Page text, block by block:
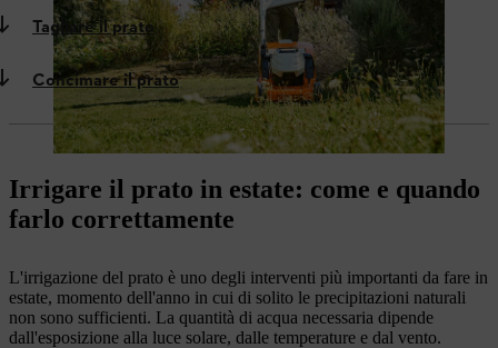
Tagliare il prato
Concimare il prato
Irrigare il prato in estate: come e quando
farlo correttamente
L'irrigazione del prato è uno degli interventi più importanti da fare in
estate, momento dell'anno in cui di solito le precipitazioni naturali
non sono sufficienti. La quantità di acqua necessaria dipende
dall'esposizione alla luce solare, dalle temperature e dal vento.